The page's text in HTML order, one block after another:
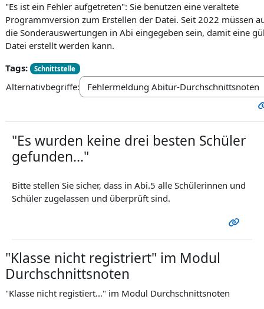
"Es ist ein Fehler aufgetreten": Sie benutzen eine veraltete
Programmversion zum Erstellen der Datei. Seit 2022 müssen
die Sonderauswertungen in Abi eingegeben sein, damit eine
Datei erstellt werden kann.
Tags:
Schnittstelle
Alternativbegriffe:
"Es wurden keine drei besten Schüler
gefunden..."
Bitte stellen Sie sicher, dass in Abi.5 alle Schülerinnen und
Schüler zugelassen und überprüft sind.
"Klasse nicht registriert" im Modul
Durchschnittsnoten
"Klasse nicht registiert..." im Modul Durchschnittsnoten